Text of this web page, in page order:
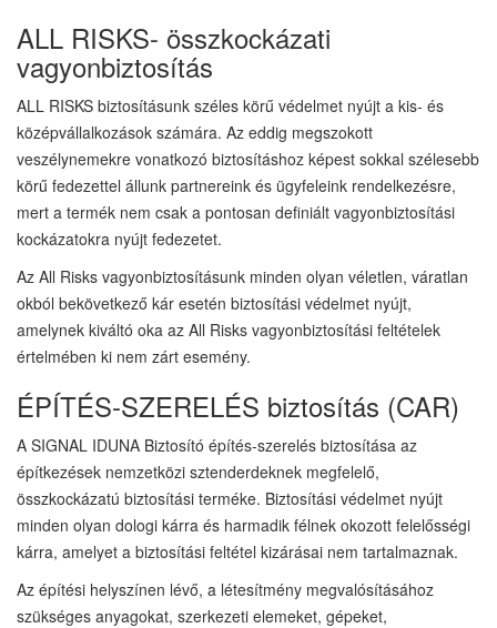
ALL RISKS- összkockázati
vagyonbiztosítás
ALL RISKS biztosításunk széles körű védelmet nyújt a kis- és
középvállalkozások számára. Az eddig megszokott
veszélynemekre vonatkozó biztosításhoz képest sokkal szélesebb
körű fedezettel állunk partnereink és ügyfeleink rendelkezésre,
mert a termék nem csak a pontosan definiált vagyonbiztosítási
kockázatokra nyújt fedezetet.
Az All Risks vagyonbiztosításunk minden olyan véletlen, váratlan
okból bekövetkező kár esetén biztosítási védelmet nyújt,
amelynek kiváltó oka az All Risks vagyonbiztosítási feltételek
értelmében ki nem zárt esemény.
ÉPÍTÉS-SZERELÉS biztosítás (CAR)
A SIGNAL IDUNA Biztosító építés-szerelés biztosítása az
építkezések nemzetközi sztenderdeknek megfelelő,
összkockázatú biztosítási terméke. Biztosítási védelmet nyújt
minden olyan dologi kárra és harmadik félnek okozott felelősségi
kárra, amelyet a biztosítási feltétel kizárásai nem tartalmaznak.
Az építési helyszínen lévő, a létesítmény megvalósításához
szükséges anyagokat, szerkezeti elemeket, gépeket,